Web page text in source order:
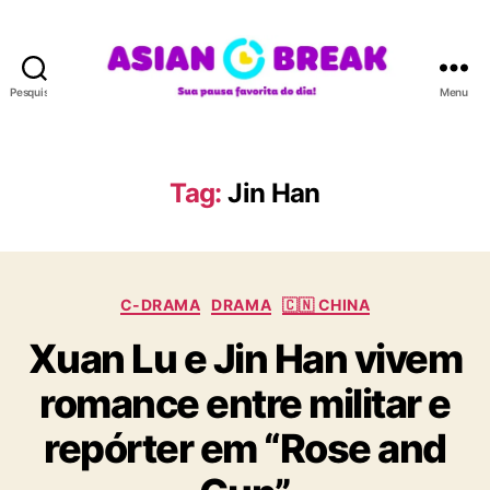
Pesquisar
A
N
R
A
Menu
Tag: Jin Han
C
t
e
g
o
r
C-DRAMA DRAMA 🇨🇳 CHINA
Xuan Lu e Jin Han vivem
romance entre militar e
repórter em “Rose and